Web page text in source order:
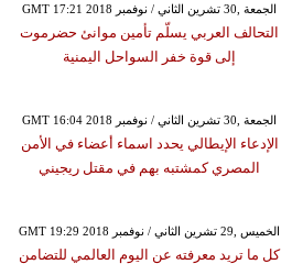
GMT 17:21 2018 الجمعة ,30 تشرين الثاني / نوفمبر
التحالف العربي يسلّم تأمين موانئ حضرموت
إلى قوة خفر السواحل اليمنية
GMT 16:04 2018 الجمعة ,30 تشرين الثاني / نوفمبر
الإدعاء الإيطالي يحدد اسماء أعضاء في الأمن
المصري كمشتبه بهم في مقتل ريجيني
GMT 19:29 2018 الخميس ,29 تشرين الثاني / نوفمبر
كل ما تريد معرفته عن اليوم العالمي للتضامن